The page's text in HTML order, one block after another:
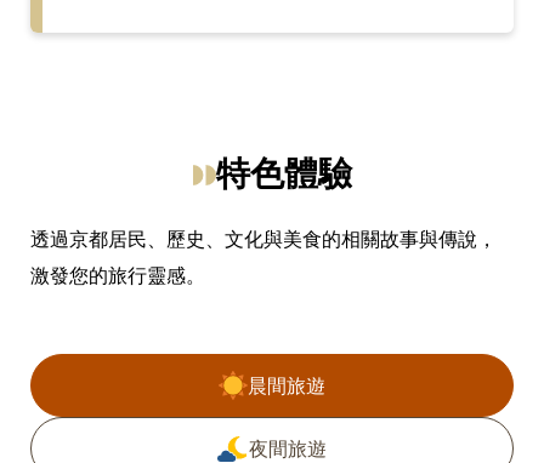
特色體驗
透過京都居民、歷史、文化與美食的相關故事與傳說，
激發您的旅行靈感。
過濾活動
晨間旅遊
夜間旅遊